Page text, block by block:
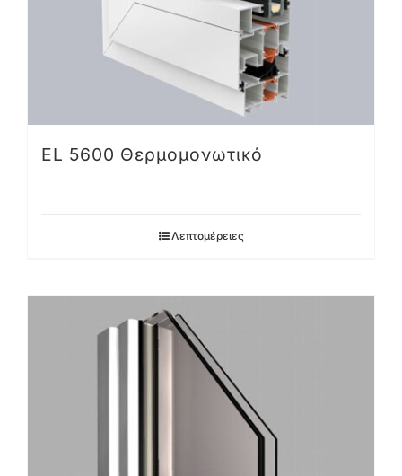
EL 5600 Θερμομονωτικό
Λεπτομέρειες